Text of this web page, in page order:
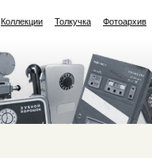
Коллекции Толкучка Фотоархив